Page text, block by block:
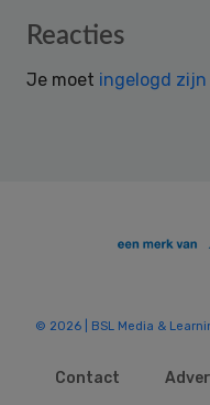
Reader
Reacties
Je moet ingelogd zijn
© 2026 | BSL Media &
Contact